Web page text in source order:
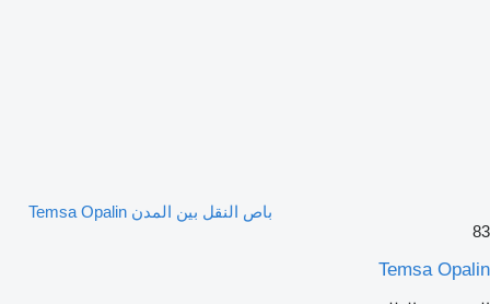
باص النقل بين المدن Temsa Opalin
83
Temsa Opalin